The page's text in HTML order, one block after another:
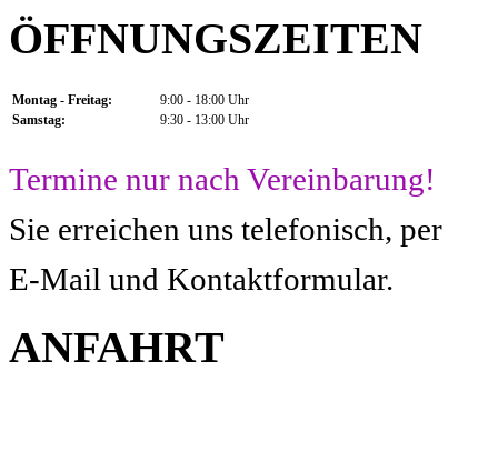
ÖFFNUNGSZEITEN
Montag - Freitag:
Samstag:
9:00 - 18:00 Uhr
9:30 - 13:00 Uhr
Termine nur nach Vereinbarung!
Sie erreichen uns telefonisch, per
E-Mail und Kontaktformular.
ANFAHRT